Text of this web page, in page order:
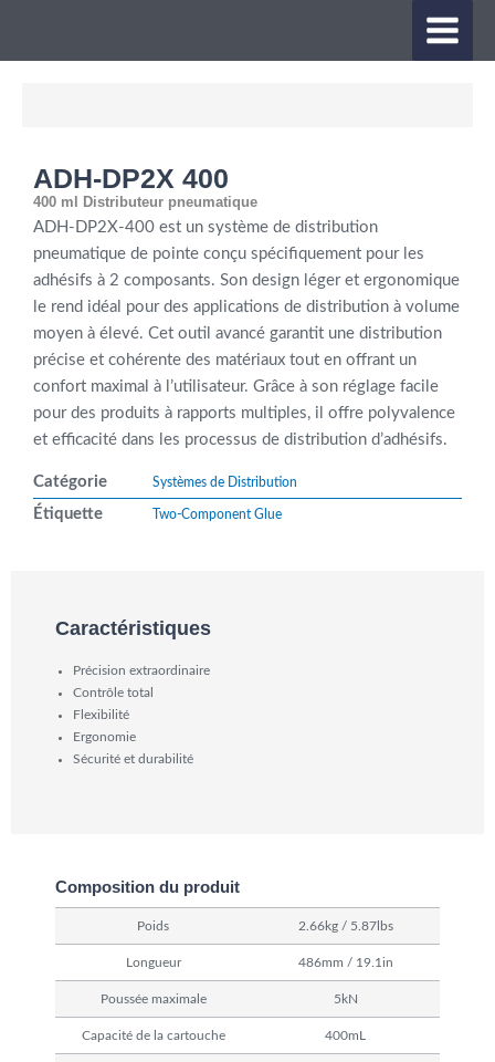
MAIN
MENU
ADH-DP2X 400
400 ml Distributeur pneumatique
ADH-DP2X-400 est un système de distribution
pneumatique de pointe conçu spécifiquement pour les
adhésifs à 2 composants. Son design léger et ergonomique
le rend idéal pour des applications de distribution à volume
moyen à élevé. Cet outil avancé garantit une distribution
précise et cohérente des matériaux tout en offrant un
confort maximal à l’utilisateur. Grâce à son réglage facile
pour des produits à rapports multiples, il offre polyvalence
et efficacité dans les processus de distribution d’adhésifs.
Catégorie Systèmes de Distribution
Étiquette Two-Component Glue
Caractéristiques
Précision extraordinaire
Contrôle total
Flexibilité
Ergonomie
Sécurité et durabilité
Composition du produit
Poids 2.66kg / 5.87lbs
Longueur 486mm / 19.1in
Poussée maximale 5kN
Capacité de la cartouche 400mL